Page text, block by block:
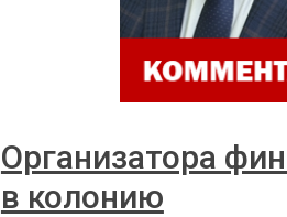
Организатора
в колонию